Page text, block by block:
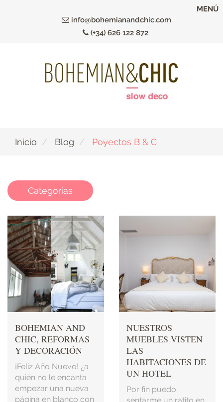
info@bohemianandchic.com
(+34) 626 122 872
MENÚ
Inicio Blog Poyectos B & C
Categorias
BOHEMIAN AND
CHIC, REFORMAS
Y DECORACIÓN
¡Feliz Año Nuevo! ¿a
quién no le encanta
empezar una nueva
página en blanco con
NUESTROS
MUEBLES VISTEN
LAS
HABITACIONES DE
UN HOTEL
Por fin puedo